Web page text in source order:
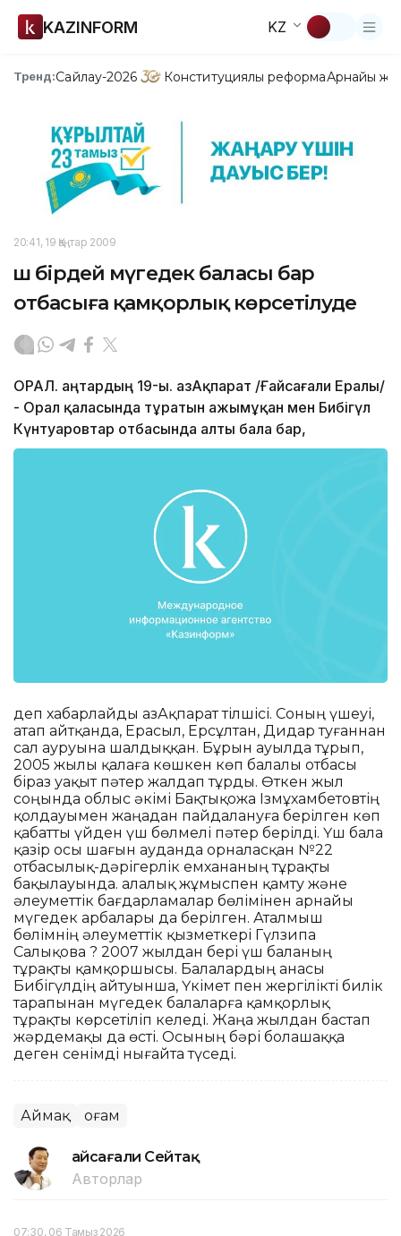
KAZINFORM KZ
Тренд:Сайлау-2026 Конституциялық реформаАрнайы
20:41, 19 Қаңтар 2009
Үш бірдей мүгедек баласы бар
отбасыға қамқорлық көрсетілуде
ОРАЛ. Қаңтардың 19-ы. ҚазАқпарат /Ғайсағали Ералы/
- Орал қаласында тұратын Қажымұқан мен Бибігүл
Күнтуаровтар отбасында алты бала бар,
деп хабарлайды ҚазАқпарат тілшісі. Соның үшеуі,
атап айтқанда, Ерасыл, Ерсұлтан, Дидар туғаннан
сал ауруына шалдыққан. Бұрын ауылда тұрып,
2005 жылы қалаға көшкен көп балалы отбасы
біраз уақыт пәтер жалдап тұрды. Өткен жыл
соңында облыс әкімі Бақтықожа Ізмұхамбетовтің
қолдауымен жаңадан пайдалануға берілген көп
қабатты үйден үш бөлмелі пәтер берілді. Үш бала
қазір осы шағын ауданда орналасқан №22
отбасылық-дәрігерлік емхананың тұрақты
бақылауында. Қалалық жұмыспен қамту және
әлеуметтік бағдарламалар бөлімінен арнайы
мүгедек арбалары да берілген. Аталмыш
бөлімнің әлеуметтік қызметкері Гүлзипа
Салықова ? 2007 жылдан бері үш баланың
тұрақты қамқоршысы. Балалардың анасы
Бибігүлдің айтуынша, Үкімет пен жергілікті билік
тарапынан мүгедек балаларға қамқорлық
тұрақты көрсетіліп келеді. Жаңа жылдан бастап
жәрдемақы да өсті. Осының бәрі болашаққа
деген сенімді нығайта түседі.
Аймақ Қоғам
Ғайсағали Сейтақ
Авторлар
07:30, 06 Тамыз 2026